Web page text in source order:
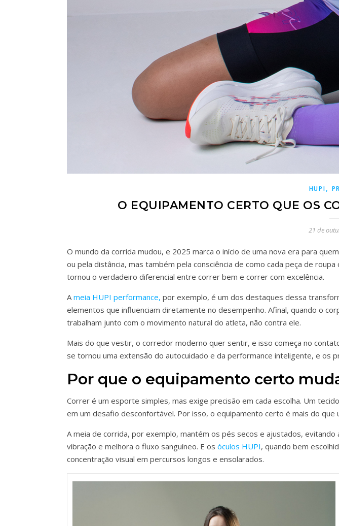
HUPI,
O EQUIPAMENTO CERTO QUE OS
21 de
O mundo da corrida mudou, e 2025 marca o início de uma nova era para
ou pela distância, mas também pela consciência de como cada peça de
tornou o verdadeiro diferencial entre correr bem e correr com excelência.
Ameia HUPI performance, por exemplo, é um dos destaques dessa
elementos que influenciam diretamente no desempenho. Afinal, quando o
trabalham junto com o movimento natural do atleta, não contra ele.
Mais do que vestir, o corredor moderno quer sentir, e isso começa no
se tornou uma extensão do autocuidado e da performance inteligente, e
Por que o equipamento certo
Correr é um esporte simples, mas exige precisão em cada escolha. Um
em um desafio desconfortável. Por isso, o equipamento certo é mais do
A meia de corrida, por exemplo, mantém os pés secos e ajustados, evitando
vibração e melhora o fluxo sanguíneo. E os óculos HUPI, quando bem
concentração visual em percursos longos e ensolarados.